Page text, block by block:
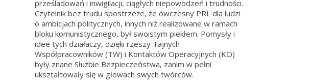
prześladowań i inwigilacji, ciągłych niepowodzeń i trudności.
Czytelnik bez trudu spostrzeże, że ówczesny PRL dla ludzi
o ambicjach politycznych, innych niż realizowane w ramach
bloku komunistycznego, był swoistym piekłem. Pomysły i
idee tych działaczy, dzięki rzeszy Tajnych
Współpracowników (TW) i Kontaktów Operacyjnych (KO)
były znane Służbie Bezpieczeństwa, zanim w pełni
ukształtowały się w głowach swych twórców.